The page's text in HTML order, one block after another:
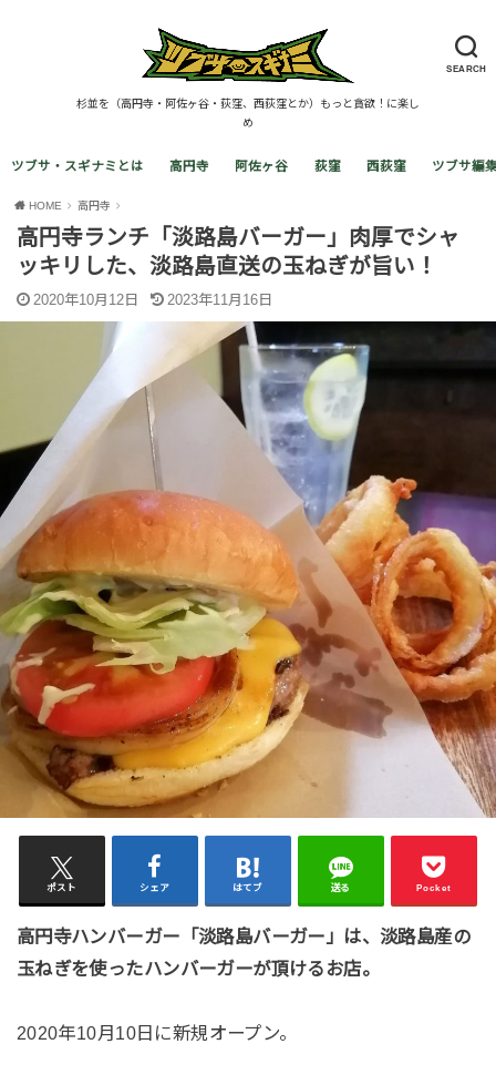
SEARCH
杉並を（高円寺・阿佐ヶ谷・荻窪、西荻窪とか）もっと貪欲！に楽し
め
ツブサ・スギナミとは 高円寺 阿佐ヶ谷 荻窪 西荻窪 ツブサ編
HOME 高円寺
高円寺ランチ「淡路島バーガー」肉厚でシャ
ッキリした、淡路島直送の玉ねぎが旨い！
2020年10月12日 2023年11月16日
ポスト シェア はてブ 送る Pocket
高円寺ハンバーガー「淡路島バーガー」は、淡路島産の
玉ねぎを使ったハンバーガーが頂けるお店。
2020年10月10日に新規オープン。